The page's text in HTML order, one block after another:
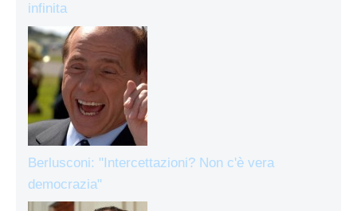
infinita
Berlusconi: "Intercettazioni? Non c'è vera
democrazia"